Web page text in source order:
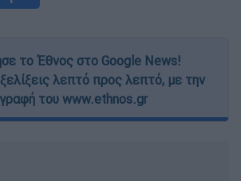
το Έθνος στο Google News!
λεπτό προς λεπτό, με την
του www.ethnos.gr